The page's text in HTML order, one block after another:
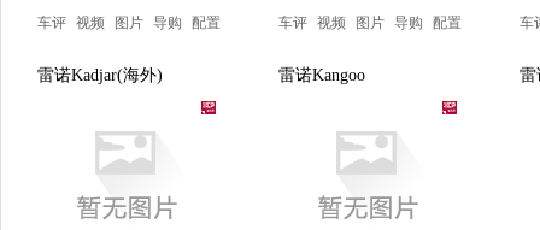
车评 视频 图片 导购 配置
车评 视频 图片 导购 配置
车
雷诺Kadjar(海外) 雷诺Kangoo 雷